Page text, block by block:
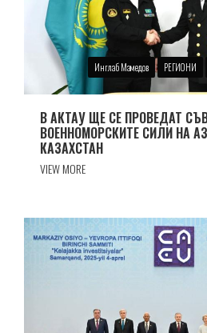
Инглаб Мамедов РЕГИОНИ
В АКТАУ ЩЕ СЕ ПРОВЕДАТ
ВОЕННОМОРСКИТЕ СИЛИ НА
КАЗАХСТАН
VIEW MORE